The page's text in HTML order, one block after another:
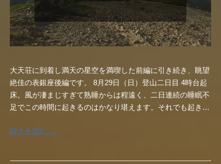
大天荘に到着し満天の星空を満喫した前編に引き続き、眺望
絶佳の表銀座後編です。 8月29日（日）登山二日目 4時台起
床。風が凄まじすぎて熟睡からは程遠く、二日連続の睡眠不
足でこの時間に起きるのはかなり堪えます。それでも起き…
続きを読む →